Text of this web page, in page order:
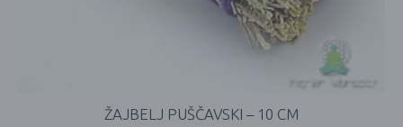
ŽAJBELJ PUŠČAVSKI – 10 CM